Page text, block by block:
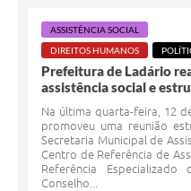
ASSISTÊNCIA SOCIAL
DIREITOS HUMANOS
Prefeitura de Ladário
assistência social e
Na última quarta-feira, 12
promoveu uma reunião
Secretaria Municipal de
Centro de Referência de
Referência Especializado
Conselho...